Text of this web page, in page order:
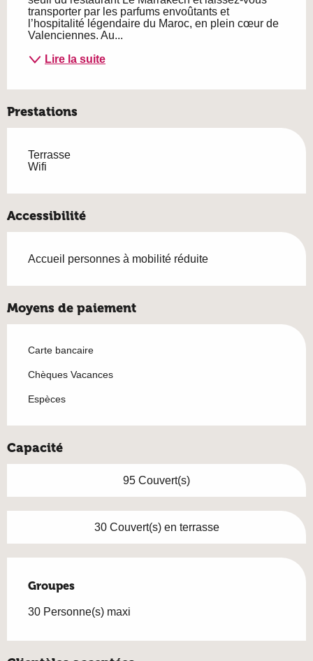
transporter par les parfums envoûtants et
l’hospitalité légendaire du Maroc, en plein cœur de
Valenciennes. Au...
Lire la suite
Prestations
Terrasse
Wifi
Accessibilité
Accueil personnes à mobilité réduite
Moyens de paiement
Carte bancaire
Chèques Vacances
Espèces
Capacité
95 Couvert(s)
30 Couvert(s) en terrasse
Groupes
Groupes
30 Personne(s) maxi